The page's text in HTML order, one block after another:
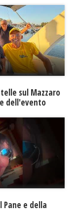
sul Mazzaro
dell'evento
Pane e della